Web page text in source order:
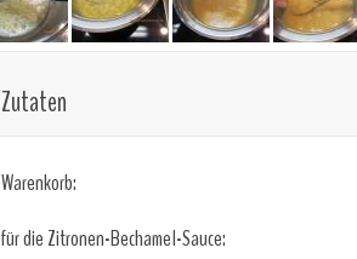
Zutaten
Warenkorb:
für die Zitronen-Bechamel-Sauce: